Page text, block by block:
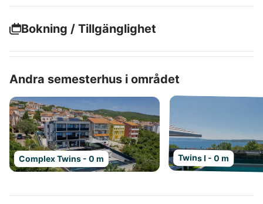
Bokning / Tillgänglighet
Andra semesterhus i området
Complex Twins - 0 m Twins I - 0 m